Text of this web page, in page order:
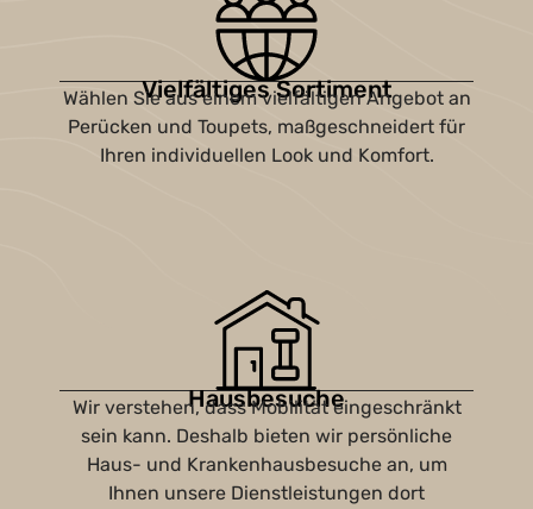
Vielfältiges Sortiment
Wählen Sie aus einem vielfältigen Angebot an
Perücken und Toupets, maßgeschneidert für
Ihren individuellen Look und Komfort.
Hausbesuche
Wir verstehen, dass Mobilität eingeschränkt
sein kann. Deshalb bieten wir persönliche
Haus- und Krankenhausbesuche an, um
Ihnen unsere Dienstleistungen dort